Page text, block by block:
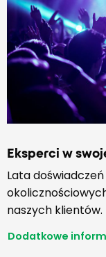
Eksperci w
Lata
naszych klientów.
Dodatkowe